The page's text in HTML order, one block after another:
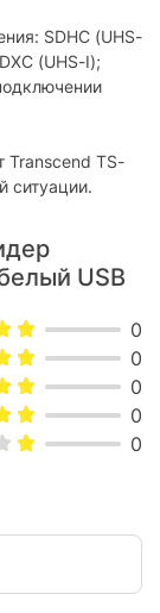
SDHC (UHS-
(UHS-I);
Transcend TS-
ситуации.
USB
0
0
0
0
0